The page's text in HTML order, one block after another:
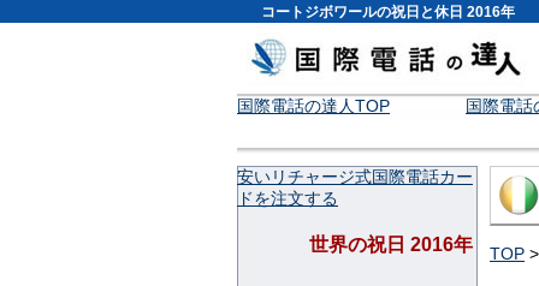
コートジボワールの祝日と休日 2016年
国際電話の達人TOP
国際電話
TOP >
安いリチャージ式国際電話カー
ドを注文する
世界の祝日 2016年